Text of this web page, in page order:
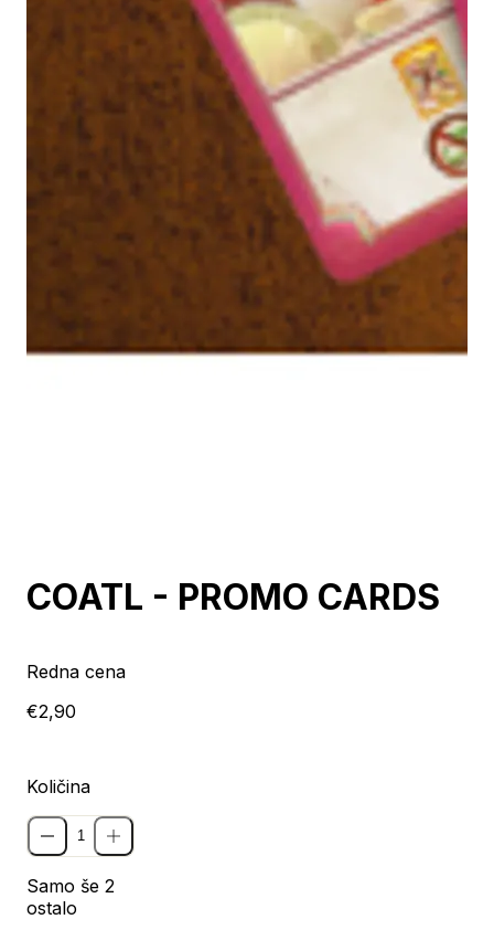
COATL - PROMO CARDS
Redna cena
€2,90
Količina
Samo še 2
ostalo